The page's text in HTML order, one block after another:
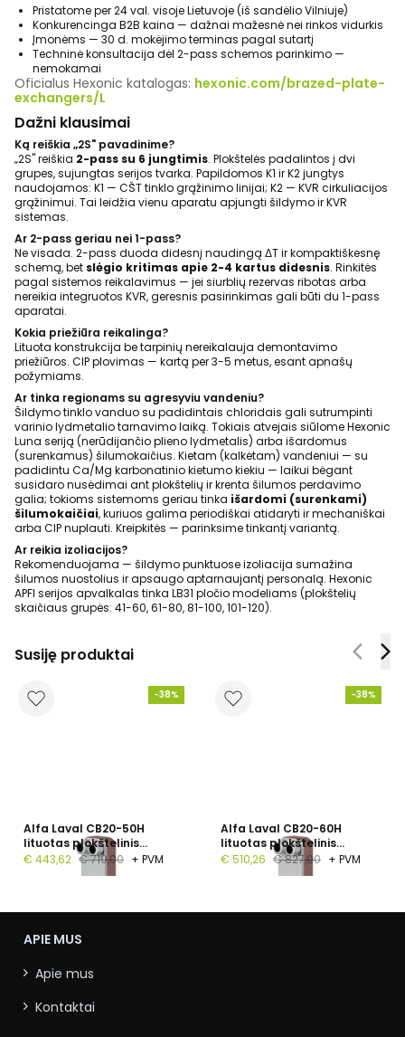
Pristatome per 24 val. visoje Lietuvoje (iš sandėlio Vilniuje)
Konkurencinga B2B kaina — dažnai mažesnė nei rinkos vidurkis
Įmonėms — 30 d. mokėjimo terminas pagal sutartį
Techninė konsultacija dėl 2-pass schemos parinkimo —
nemokamai
Oficialus Hexonic katalogas: hexonic.com/brazed-plate-
exchangers/L
Dažni klausimai
Ką reiškia „2S" pavadinime?
„2S" reiškia 2-pass su 6 jungtimis. Plokštelės padalintos į dvi
grupes, sujungtas serijos tvarka. Papildomos K1 ir K2 jungtys
naudojamos: K1 — CŠT tinklo grąžinimo linijai; K2 — KVR cirkuliacijos
grąžinimui. Tai leidžia vienu aparatu apjungti šildymo ir KVR
sistemas.
Ar 2-pass geriau nei 1-pass?
Ne visada. 2-pass duoda didesnį naudingą ΔT ir kompaktiškesnę
schemą, bet slėgio kritimas apie 2-4 kartus didesnis. Rinkitės
pagal sistemos reikalavimus — jei siurblių rezervas ribotas arba
nereikia integruotos KVR, geresnis pasirinkimas gali būti du 1-pass
aparatai.
Kokia priežiūra reikalinga?
Lituota konstrukcija be tarpinių nereikalauja demontavimo
priežiūros. CIP plovimas — kartą per 3-5 metus, esant apnašų
požymiams.
Ar tinka regionams su agresyviu vandeniu?
Šildymo tinklo vanduo su padidintais chloridais gali sutrumpinti
varinio lydmetalio tarnavimo laiką. Tokiais atvejais siūlome Hexonic
Luna seriją (nerūdijančio plieno lydmetalis) arba išardomus
(surenkamus) šilumokaičius. Kietam (kalkėtam) vandeniui — su
padidintu Ca/Mg karbonatinio kietumo kiekiu — laikui bėgant
susidaro nusėdimai ant plokštelių ir krenta šilumos perdavimo
galia; tokioms sistemoms geriau tinka išardomi (surenkami)
šilumokaičiai, kuriuos galima periodiškai atidaryti ir mechaniškai
arba CIP nuplauti. Kreipkitės — parinksime tinkantį variantą.
Ar reikia izoliacijos?
Rekomenduojama — šildymo punktuose izoliacija sumažina
šilumos nuostolius ir apsaugo aptarnaujantį personalą. Hexonic
APFI serijos apvalkalas tinka LB31 pločio modeliams (plokštelių
skaičiaus grupės: 41-60, 61-80, 81-100, 101-120).
Susiję produktai
-38%
Alfa Laval CB20-50H
lituotas plokštelinis
šilumokaitis, 1", 50
€ 443,62 € 719,00 + PVM
-38%
Alfa Laval CB20-60H
lituotas plokštelinis
šilumokaitis, G 1", 60
€ 510,26 € 827,00 + PVM
APIE MUS
Apie mus
Kontaktai